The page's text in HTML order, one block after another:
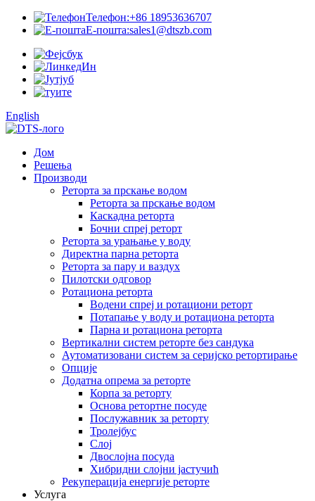
Телефон:+86 18953636707
Е-пошта:sales1@dtszb.com
English
Дом
Решења
Производи
Реторта за прскање водом
Реторта за прскање водом
Каскадна реторта
Бочни спреј реторт
Реторта за урањање у воду
Директна парна реторта
Реторта за пару и ваздух
Пилотски одговор
Ротациона реторта
Водени спреј и ротациони реторт
Потапање у воду и ротациона реторта
Парна и ротациона реторта
Вертикални систем реторте без сандука
Аутоматизовани систем за серијско ретортирање
Опције
Додатна опрема за реторте
Корпа за реторту
Основа ретортне посуде
Послужавник за реторту
Тролејбус
Слој
Двослојна посуда
Хибридни слојни јастучић
Рекуперација енергије реторте
Услуга